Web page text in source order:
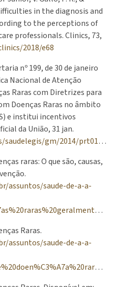
in the diagnosis and
to the perceptions of
professionals. Clinics, 73,
2018/e68
nº 199, de 30 de janeiro
Nacional de Atenção
Raras com Diretrizes para
Doenças Raras no âmbito
e institui incentivos
da União, 31 jan.
gm/2014/prt0199_30_01_2014.html
raras: O que são, causas,
assuntos/saude-de-a-a-
Raras.
assuntos/saude-de-a-a-